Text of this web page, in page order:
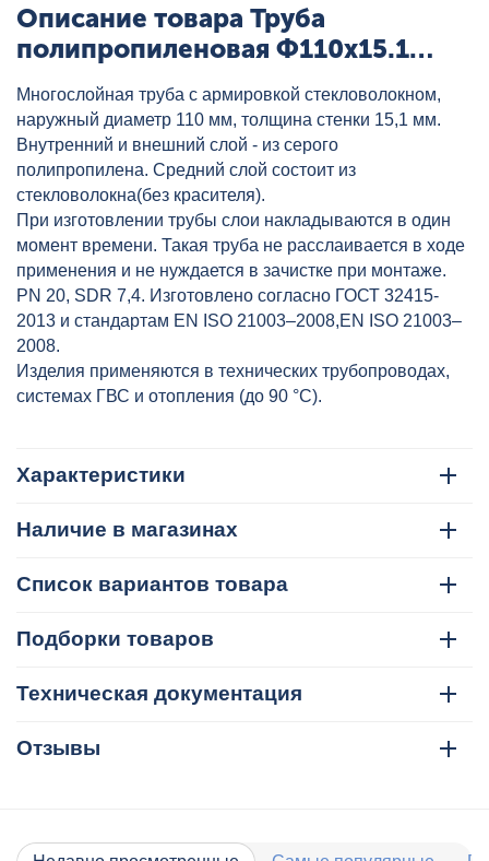
Описание товара Труба
полипропиленовая Ф110x15.1
PN20 сер. стекловолокно
KraftFaser HEISSKRAFT, артикул:
104110
Многослойная труба с армировкой стекловолокном,
наружный диаметр 110 мм, толщина стенки 15,1 мм.
Внутренний и внешний слой - из серого
полипропилена. Средний слой состоит из
стекловолокна(без красителя).
При изготовлении трубы слои накладываются в один
момент времени. Такая труба не расслаивается в ходе
применения и не нуждается в зачистке при монтаже.
PN 20, SDR 7,4. Изготовлено согласно ГОСТ 32415-
2013 и стандартам EN ISO 21003–2008,EN ISO 21003–
2008.
Изделия применяются в технических трубопроводах,
системах ГВС и отопления (до 90 °C).
Характеристики
Наличие в магазинах
Список вариантов товара
Подборки товаров
Техническая документация
Отзывы